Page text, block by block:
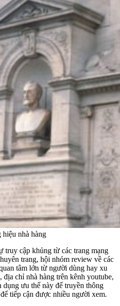
hiệu nhà hàng
truy cập khủng từ các trang mạng
trang, hội nhóm review về các
tâm lớn từ người dùng hay xu
chỉ nhà hàng trên kênh youtube,
ưu thế này để truyền thông
tiếp cận được nhiều người xem.